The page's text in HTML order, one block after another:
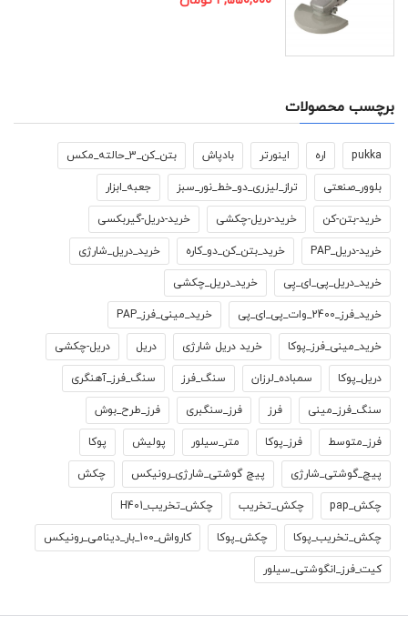
برچسب محصولات
pukka اره اینورتر بادپاش بتن_کن_3_حالته_مکس
بلوور_صنعتی تراز_لیزری_دو_خط_نور_سبز جعبه_ابزار
خرید-بتن-کن خرید-دریل-چکشی خرید-دریل-گیربکسی
خرید-دریل_PAP خرید_بتن_کن_دو_کاره خرید_دریل_شارژی
خرید_دریل_پی_ای_پِی خرید_دریل_چکشی
خرید_فرز_2400_وات_پی_ای_پی خرید_مینی_فرز_PAP
خرید_مینی_فرز_پوکا خرید دریل شارژی دریل دریل-چکشی
دریل_پوکا سمباده_لرزان سنگ_فرز سنگ_فرز_آهنگری
سنگ_فرز_مینی فرز فرز_سنگبری فرز_طرح_بوش
فرز_متوسط فرز_پوکا متر_سیلور پولیش پوکا
پیچ_گوشتی_شارژی پیچ گوشتی_شارژی_رونیکس چکش
چکش_pap چکش_تخریب چکش_تخریب_H401
چکش_تخریب_پوکا چکش_پوکا کارواش_100_بار_دینامی_رونیکس
کیت_فرز_انگوشتی_سیلور